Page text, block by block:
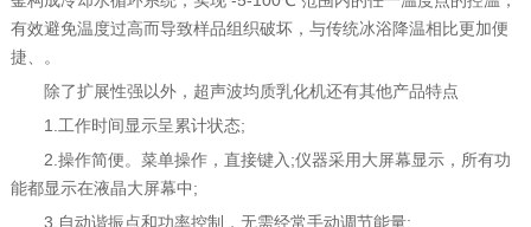
有效避免温度过高而导致样品组织破坏，与传统冰浴降温相比更加便
捷、。
除了扩展性强以外，超声波均质乳化机还有其他产品特点
1.工作时间显示呈累计状态;
2.操作简便。菜单操作，直接键入;仪器采用大屏幕显示，所有功
能都显示在液晶大屏幕中;
3.自动谐振点和功率控制，无需经常手动调节能量;